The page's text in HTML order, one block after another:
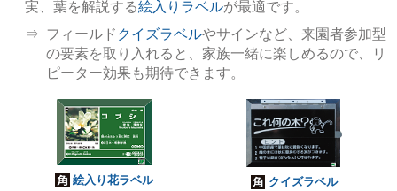
実、葉を解説する絵入りラベルが最適です。
フィールド クイズラベルやサインなど、来園者参加型
の要素を取り入れると、家族一緒に楽しめるので、リ
ピーター効果も期待できます。
絵入り花ラベル クイズラベル